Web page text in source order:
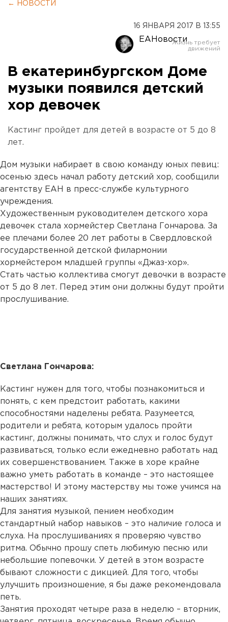
← НОВОСТИ
16 ЯНВАРЯ 2017 В 13:55
ЕАНовости
В екатеринбургском Доме
музыки появился детский
хор девочек
Кастинг пройдет для детей в возрасте от 5 до 8
лет.
Дом музыки набирает в свою команду юных певиц:
осенью здесь начал работу детский хор, сообщили
агентству ЕАН в пресс-службе культурного
учреждения.
Художественным руководителем детского хора
девочек стала хормейстер Светлана Гончарова. За
ее плечами более 20 лет работы в Свердловской
государственной детской филармонии
хормейстером младшей группы «Джаз-хор».
Стать частью коллектива смогут девочки в возрасте
от 5 до 8 лет. Перед этим они должны будут пройти
прослушивание.
Светлана Гончарова:
Кастинг нужен для того, чтобы познакомиться и
понять, с кем предстоит работать, какими
способностями наделены ребята. Разумеется,
родители и ребята, которым удалось пройти
кастинг, должны понимать, что слух и голос будут
развиваться, только если ежедневно работать над
их совершенствованием. Также в хоре крайне
важно уметь работать в команде – это настоящее
мастерство! И этому мастерству мы тоже учимся на
наших занятиях.
Для занятия музыкой, пением необходим
стандартный набор навыков – это наличие голоса и
слуха. На прослушиваниях я проверяю чувство
ритма. Обычно прошу спеть любимую песню или
небольшие попевочки. У детей в этом возрасте
бывают сложности с дикцией. Для того, чтобы
улучшить произношение, я бы даже рекомендовала
петь.
Занятия проходят четыре раза в неделю – вторник,